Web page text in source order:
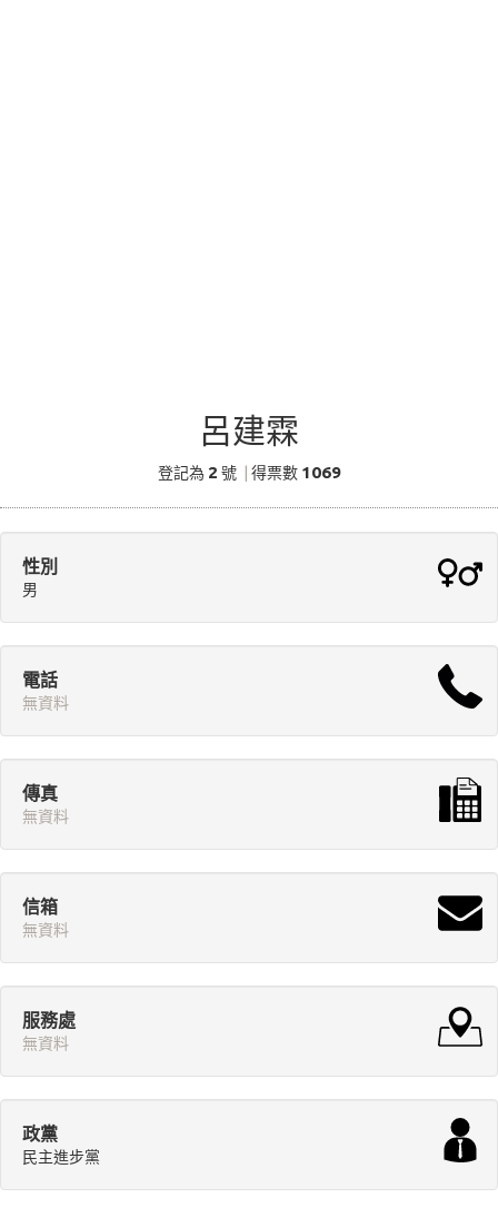
呂建霖
登記為 2 號 得票數 1069
性別
男
電話
無資料
傳真
無資料
信箱
無資料
服務處
無資料
政黨
民主進步黨